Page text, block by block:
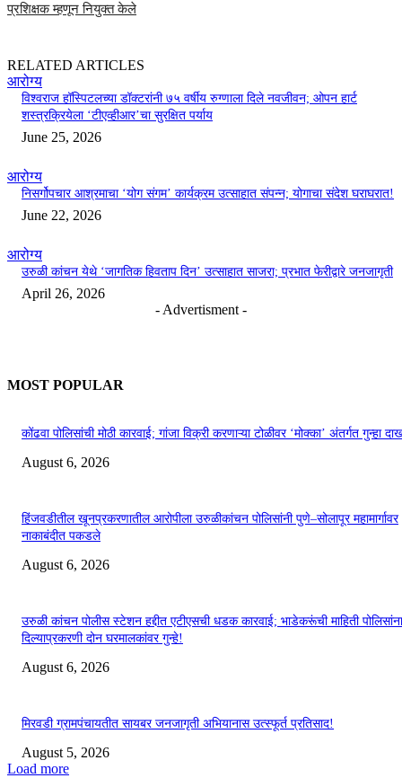
प्रशिक्षक म्हणून नियुक्त केले
RELATED ARTICLES
आरोग्य
विश्वराज हॉस्पिटलच्या डॉक्टरांनी ७५ वर्षीय रुग्णाला दिले नवजीवन; ओपन हार्ट
शस्त्रक्रियेला ‘टीएव्हीआर’चा सुरक्षित पर्याय
June 25, 2026
आरोग्य
निसर्गोपचार आश्रमाचा ‘योग संगम’ कार्यक्रम उत्साहात संपन्न; योगाचा संदेश घराघरात!
June 22, 2026
आरोग्य
उरुळी कांचन येथे ‘जागतिक हिवताप दिन’ उत्साहात साजरा; प्रभात फेरीद्वारे जनजागृती
April 26, 2026
- Advertisment -
MOST POPULAR
कोंढवा पोलिसांची मोठी कारवाई; गांजा विक्री करणाऱ्या टोळीवर ‘मोक्का’ अंतर्गत गुन्हा
August 6, 2026
हिंजवडीतील खूनप्रकरणातील आरोपीला उरुळीकांचन पोलिसांनी पुणे–सोलापूर महामार्गावर
नाकाबंदीत पकडले
August 6, 2026
उरुळी कांचन पोलीस स्टेशन हद्दीत एटीएसची धडक कारवाई; भाडेकरूंची माहिती
दिल्याप्रकरणी दोन घरमालकांवर गुन्हे!
August 6, 2026
मिरवडी ग्रामपंचायतीत सायबर जनजागृती अभियानास उत्स्फूर्त प्रतिसाद!
August 5, 2026
Load more